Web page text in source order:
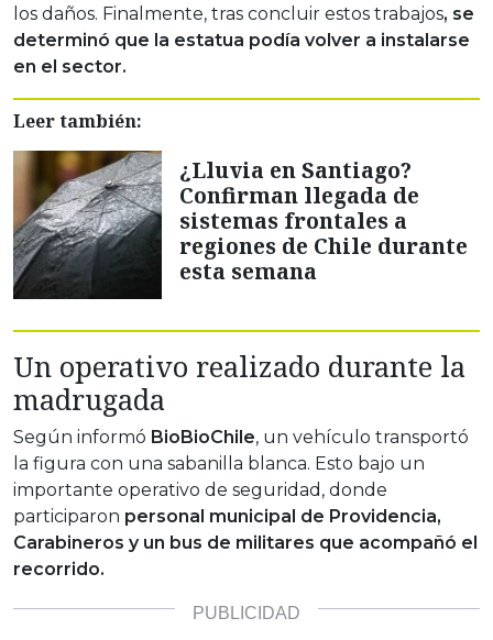
los daños. Finalmente, tras concluir estos trabajos, se
determinó que la estatua podía volver a instalarse
en el sector.
Leer también:
¿Lluvia en Santiago?
Confirman llegada de
sistemas frontales a
regiones de Chile durante
esta semana
Un operativo realizado durante la
madrugada
Según informó BioBioChile, un vehículo transportó
la figura con una sabanilla blanca. Esto bajo un
importante operativo de seguridad, donde
participaron personal municipal de Providencia,
Carabineros y un bus de militares que acompañó el
recorrido.